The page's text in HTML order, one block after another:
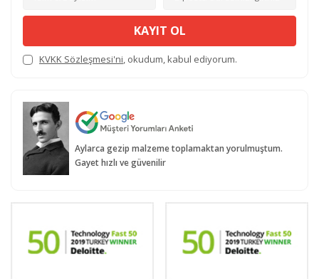
KAYIT OL
KVKK Sözleşmesi'ni, okudum, kabul ediyorum.
Aylarca gezip malzeme toplamaktan yorulmuştum.
Gayet hızlı ve güvenilir